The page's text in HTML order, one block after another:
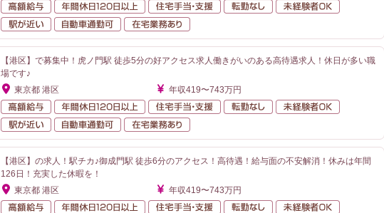
高額給与
年間休日120日以上 住宅手当・支援 転勤なし
駅が近い
自動車通勤可
【港区】で募集中！虎ノ門駅 徒歩5分の好アクセス求人働きがいのある高待遇求人！休日が多い職
場です♪
東京都 港区
年収419〜743万円
高額給与
年間休日120日以上 住宅手当・支援 転勤なし
駅が近い
自動車通勤可
【港区】の求人！駅チカ♪御成門駅 徒歩6分のアクセス！高待遇！給与面の不安解消！休みは年間
126日！充実した休暇を！
東京都 港区
年収419〜743万円
高額給与
年間休日120日以上 住宅手当・支援 転勤なし